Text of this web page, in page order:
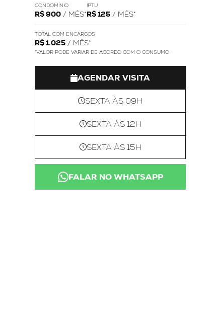
CONDOMÍNIO
R$ 900 / MÊS*
IPTU
R$ 125 / MÊS*
TOTAL COM ENCARGOS
R$ 1.025 / MÊS*
*VALOR PODE VARIAR DE ACORDO COM O CONSUMO
AGENDAR VISITA
SEXTA ÀS 09H
SEXTA ÀS 12H
SEXTA ÀS 15H
FALAR NO WHATSAPP